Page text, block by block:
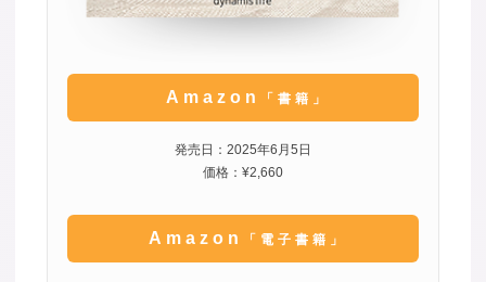
Amazon 「書籍」
発売日：2025年6月5日
価格：¥2,660
Amazon 「電子書籍」